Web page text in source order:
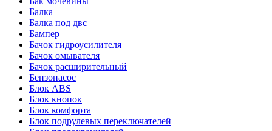
Балка
Балка под двс
Бампер
Бачок гидроусилителя
Бачок омывателя
Бачок расширительный
Бензонасос
Блок ABS
Блок кнопок
Блок комфорта
Блок подрулевых переключателей